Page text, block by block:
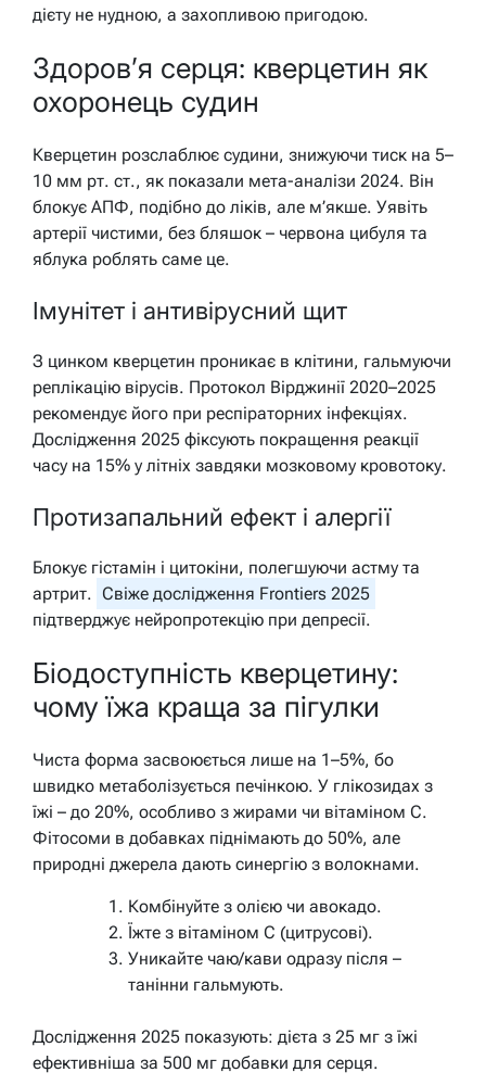
дієту не нудною, а захопливою пригодою.
Здоров’я серця: кверцетин як
охоронець судин
Кверцетин розслаблює судини, знижуючи тиск на 5–
10 мм рт. ст., як показали мета-аналізи 2024. Він
блокує АПФ, подібно до ліків, але м’якше. Уявіть
артерії чистими, без бляшок – червона цибуля та
яблука роблять саме це.
Імунітет і антивірусний щит
З цинком кверцетин проникає в клітини, гальмуючи
реплікацію вірусів. Протокол Вірджинії 2020–2025
рекомендує його при респіраторних інфекціях.
Дослідження 2025 фіксують покращення реакції
часу на 15% у літніх завдяки мозковому кровотоку.
Протизапальний ефект і алергії
Блокує гістамін і цитокіни, полегшуючи астму та
артрит. Свіже дослідження Frontiers 2025
підтверджує нейропротекцію при депресії.
Біодоступність кверцетину:
чому їжа краща за пігулки
Чиста форма засвоюється лише на 1–5%, бо
швидко метаболізується печінкою. У глікозидах з
їжі – до 20%, особливо з жирами чи вітаміном С.
Фітосоми в добавках піднімають до 50%, але
природні джерела дають синергію з волокнами.
Комбінуйте з олією чи авокадо.
Їжте з вітаміном С (цитрусові).
Уникайте чаю/кави одразу після –
танінни гальмують.
Дослідження 2025 показують: дієта з 25 мг з їжі
ефективніша за 500 мг добавки для серця.